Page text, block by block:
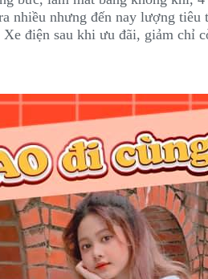
nhiều nhưng đến nay lượng
điện sau khi ưu đãi, giảm chỉ